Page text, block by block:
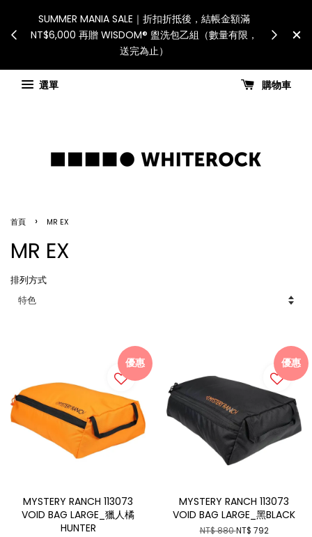
「國際配送：各
人自行負擔。」
SUMMER MANIA SALE｜折扣折抵後，結帳金
NT$6,000 再贈 WISDOM® 盥洗包乙組（數量有
選單 購物車
首頁 › MR EX
MR EX
排列方式
優惠
MYSTERY RANCH 113073
VOID BAG LARGE_獵人橘
HUNTER
優惠
MYSTERY RANCH 113073
VOID BAG LARGE_黑BLACK
NT$ 880NT$ 792